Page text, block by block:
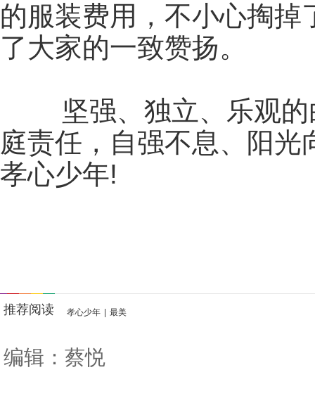
的服装费用，不小心掏
了大家的一致赞扬。
坚强、独立、乐观的
庭责任，自强不息、阳
孝心少年!
推荐阅读 孝心少年 最美
编辑：蔡悦